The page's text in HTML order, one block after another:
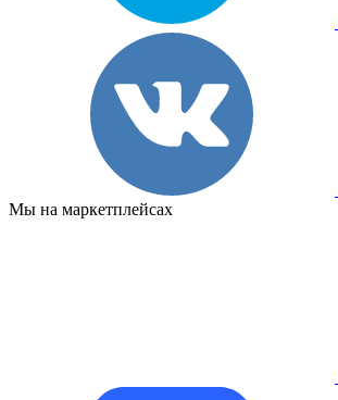
Мы на маркетплейсах